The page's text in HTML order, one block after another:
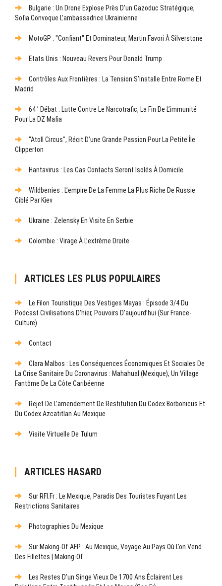
Bulgarie : Un Drone Explose Près D’un Gazoduc Stratégique,
Sofia Convoque L’ambassadrice Ukrainienne
MotoGP : "Confiant" Et Dominateur, Martin Favori À Silverstone
Etats Unis : Nouveau Revers Pour Donald Trump
Contrôles Aux Frontières : La Tension S’installe Entre Rome Et
Madrid
64 ’ Débat : Lutte Contre Le Narcotrafic, La Fin De L’immunité
Pour La DZ Mafia
"Atoll Circus", Récit D’une Grande Passion Pour La Petite Île
Clipperton
Hantavirus : Les Cas Contacts Seront Isolés À Domicile
Wildberries : L’empire De La Femme La Plus Riche De Russie
Ciblé Par Kiev
Ukraine : Zelensky En Visite En Serbie
Colombie : Virage À L’extrême Droite
ARTICLES LES PLUS POPULAIRES
Le Filon Touristique Des Vestiges Mayas : Épisode 3/4 Du
Podcast Civilisations D’hier, Pouvoirs D’aujourd’hui (sur France-
Culture)
Contact
Clara Malbos : Les Conséquences Économiques Et Sociales De
La Crise Sanitaire Du Coronavirus : Mahahual (Mexique), Un Village
Fantôme De La Côte Caribéenne
Rejet De L’amendement De Restitution Du Codex Borbonicus Et
Du Codex Azcatitlan Au Mexique
Visite Virtuelle De Tulum
ARTICLES HASARD
Sur RFI.fr : Le Mexique, Paradis Des Touristes Fuyant Les
Restrictions Sanitaires
Photographies Du Mexique
Sur Making-Of AFP : Au Mexique, Voyage Au Pays Où L’on Vend
Des Fillettes | Making-Of
Les Restes D’un Singe Vieux De 1700 Ans Éclairent Les